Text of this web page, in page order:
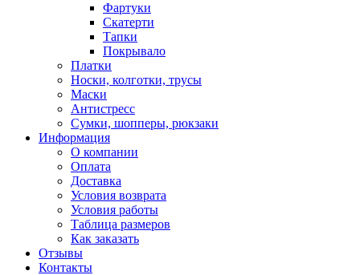
Фартуки
Скатерти
Тапки
Покрывало
Платки
Носки, колготки, трусы
Маски
Антистресс
Сумки, шопперы, рюкзаки
Информация
О компании
Оплата
Доставка
Условия возврата
Условия работы
Таблица размеров
Как заказать
Отзывы
Контакты